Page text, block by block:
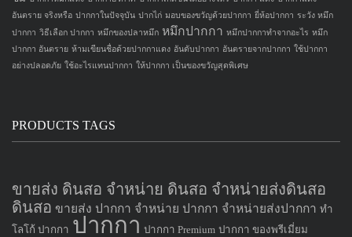
อันตราย จริงหรือ ปากกาในปัจจุบัน ปากไก่ มอบของขวัญด้วยปากกา ยี่ห้อปากกา ระวัง หมึก
ปากกา วิธีเลือก ปากกา หมึกของปลาหมึก หมึกปากกา หมึกปากกาทำจากอะไร หมึก
ปากกา อันตราย ห้ามเขียนชื่อด้วยปากกาแดง อันดับปากกา อันตรายจากปากกา ใช้ปากกา
อย่างปลอดภัย ใช้อะไรแทนปากกา ให้ปากกา เป็นของขวัญสุดพิเศษ
PRODUCTS TAGS
ขายส่ง ดินสอ จำหน่าย ดินสอ จำหน่ายส่งดินสอ
ดินสอ ขายส่ง ปากกา จำหน่าย ปากกา จำหน่ายส่งปากกา ทำ
โลโก้ ปากกา ปากกา ปากกา Premium ปากกา ของพรีเมี่ยม